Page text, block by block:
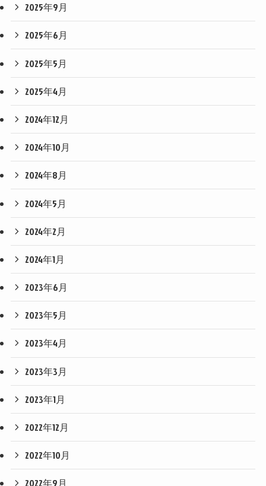
2025年9月
2025年6月
2025年5月
2025年4月
2024年12月
2024年10月
2024年8月
2024年5月
2024年2月
2024年1月
2023年6月
2023年5月
2023年4月
2023年3月
2023年1月
2022年12月
2022年10月
2022年9月